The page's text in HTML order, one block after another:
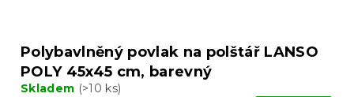
Polybavlněný povlak na polštář LANSO
POLY 45x45 cm, barevný
Skladem (>10 ks)